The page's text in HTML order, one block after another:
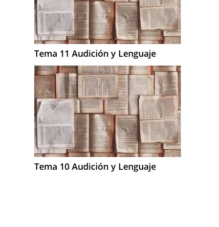
Tema 11 Audición y Lenguaje
Tema 10 Audición y Lenguaje